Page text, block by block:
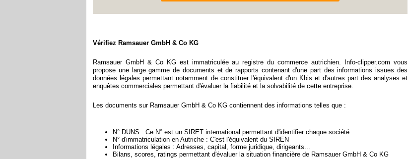
Vérifiez Ramsauer GmbH & Co KG
Ramsauer GmbH & Co KG est immatriculée au registre du commerce autrichien. Info-clipper.com vous
propose une large gamme de documents et de rapports contenant d'une part des informations issues des
données légales permettant notamment de constituer l'équivalent d'un Kbis et d'autres part des analyses et
enquêtes commerciales permettant d'évaluer la fiabilité et la solvabilité de cette entreprise.
Les documents sur Ramsauer GmbH & Co KG contiennent des informations telles que :
N° DUNS : Ce N° est un SIRET international permettant d'identifier chaque société
N° d'immatriculation en Autriche : C'est l'équivalent du SIREN
Informations légales : Adresses, capital, forme juridique, dirigeants...
Bilans, scores, ratings permettant d'évaluer la situation financière de Ramsauer GmbH & Co KG